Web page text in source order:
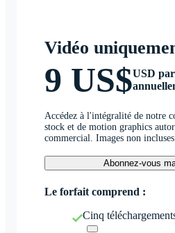
Vidéo
9 US$USD
Accédez à l'intégralité de notre
stock et de motion graphics
commercial. Images non
Abonnez-vous
Le forfait comprend :
Cinq